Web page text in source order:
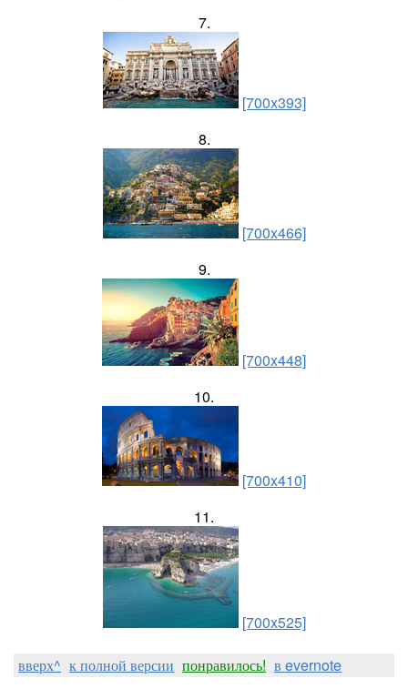
7.
[700x393]
8.
[700x466]
9.
[700x448]
10.
[700x410]
11.
[700x525]
вверх^ к полной версии понравилось! в evernote